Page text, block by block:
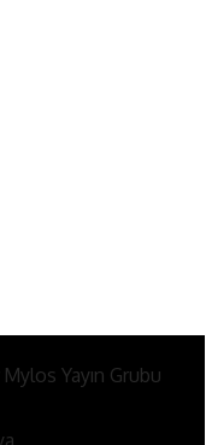
Mylos Yayın Grubu